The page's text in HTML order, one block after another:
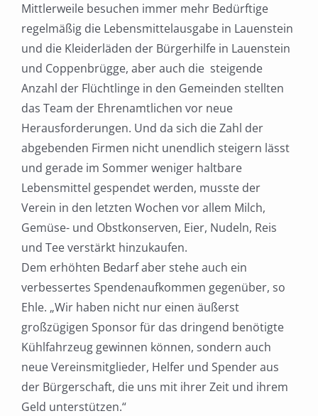
Mittlerweile besuchen immer mehr Bedürftige
regelmäßig die Lebensmittelausgabe in Lauenstein
und die Kleiderläden der Bürgerhilfe in Lauenstein
und Coppenbrügge, aber auch die steigende
Anzahl der Flüchtlinge in den Gemeinden stellten
das Team der Ehrenamtlichen vor neue
Herausforderungen. Und da sich die Zahl der
abgebenden Firmen nicht unendlich steigern lässt
und gerade im Sommer weniger haltbare
Lebensmittel gespendet werden, musste der
Verein in den letzten Wochen vor allem Milch,
Gemüse- und Obstkonserven, Eier, Nudeln, Reis
und Tee verstärkt hinzukaufen.
Dem erhöhten Bedarf aber stehe auch ein
verbessertes Spendenaufkommen gegenüber, so
Ehle. „Wir haben nicht nur einen äußerst
großzügigen Sponsor für das dringend benötigte
Kühlfahrzeug gewinnen können, sondern auch
neue Vereinsmitglieder, Helfer und Spender aus
der Bürgerschaft, die uns mit ihrer Zeit und ihrem
Geld unterstützen.“